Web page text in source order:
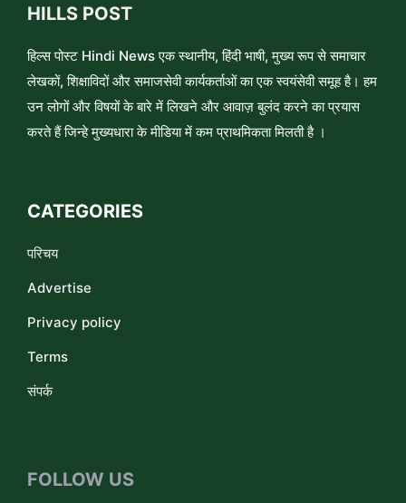
HILLS POST
हिल्स पोस्ट Hindi News एक स्थानीय, हिंदी भाषी, मुख्य रूप से समाचार
लेखकों, शिक्षाविदों और समाजसेवी कार्यकर्ताओं का एक स्वयंसेवी समूह है। हम
उन लोगों और विषयों के बारे में लिखने और आवाज़ बुलंद करने का प्रयास
करते हैं जिन्हे मुख्यधारा के मीडिया में कम प्राथमिकता मिलती है ।
CATEGORIES
परिचय
Advertise
Privacy policy
Terms
संपर्क
FOLLOW US